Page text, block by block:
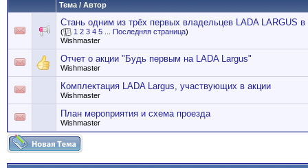
Тема / Автор
Стань одним из трёх первых владельцев LADA LARGUS в
( 1 2 3 4 5 Последняя страница)
Wishmaster
Отчет о акции "Будь первым на LADA Largus"
Wishmaster
Комплектация LADA Largus, участвующих в акции
Wishmaster
План мероприятия и схема проезда
Wishmaster